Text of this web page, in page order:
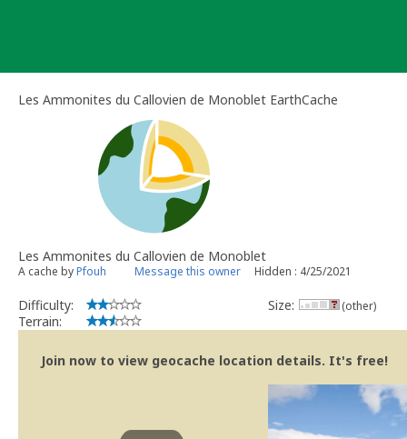
Les Ammonites du Callovien de Monoblet EarthCache
Les Ammonites du Callovien de Monoblet
A cache byPfouh Message this owner Hidden : 4/25/2021
Difficulty:
Terrain:
Size: (other)
Join now to view geocache location details. It's free!